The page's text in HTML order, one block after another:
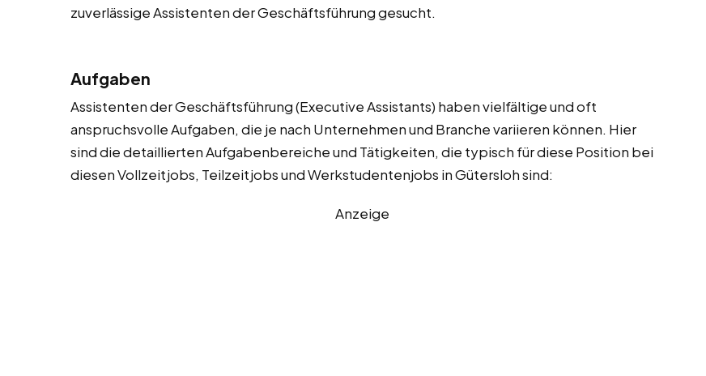
zuverlässige Assistenten der Geschäftsführung gesucht.
Aufgaben
Assistenten der Geschäftsführung (Executive Assistants) haben vielfältige und oft
anspruchsvolle Aufgaben, die je nach Unternehmen und Branche variieren können. Hier
sind die detaillierten Aufgabenbereiche und Tätigkeiten, die typisch für diese Position bei
diesen Vollzeitjobs, Teilzeitjobs und Werkstudentenjobs in Gütersloh sind:
Anzeige